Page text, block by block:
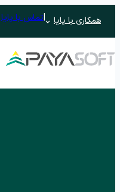
همکاری با پایا |تماس با پایا